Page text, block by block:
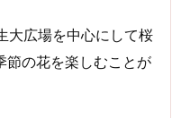
大広場を中心にして桜
節の花を楽しむことが